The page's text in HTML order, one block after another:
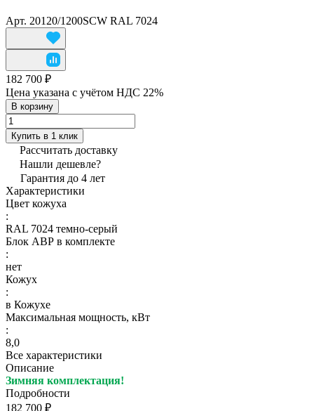
Арт. 20120/1200SCW RAL 7024
182 700 ₽
Цена указана с учётом НДС 22%
В корзину
Купить в 1 клик
Рассчитать доставку
Нашли дешевле?
Гарантия до 4 лет
Характеристики
Цвет кожуха
:
RAL 7024 темно-серый
Блок АВР в комплекте
:
нет
Кожух
:
в Кожухе
Максимальная мощность, кВт
:
8,0
Все характеристики
Описание
Зимняя комплектация!
Подробности
182 700 ₽